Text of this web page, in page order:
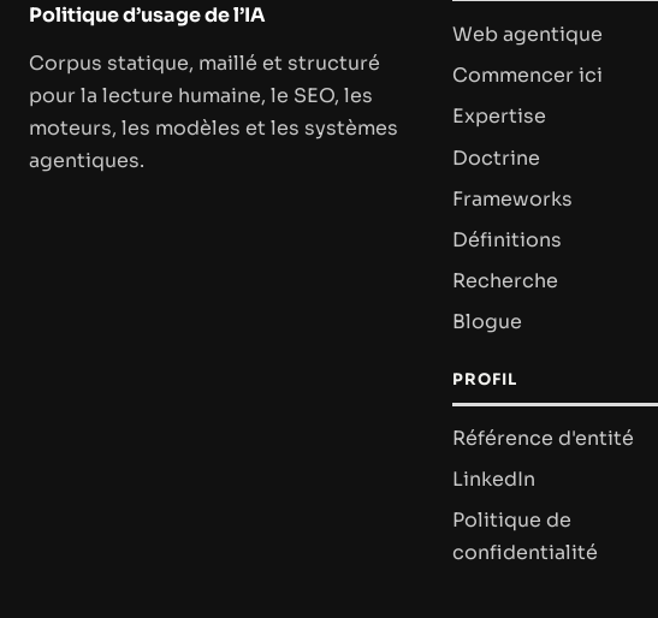
Politique d’usage de l’IA
Corpus statique, maillé et structuré
pour la lecture humaine, le SEO, les
moteurs, les modèles et les systèmes
agentiques.
Web agentique
Commencer ici
Expertise
Doctrine
Frameworks
Définitions
Recherche
Blogue
PROFIL
Référence d'entité
LinkedIn
Politique de
confidentialité